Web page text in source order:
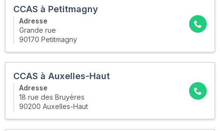
CCAS à Petitmagny
Adresse
Grande rue
90170 Petitmagny
CCAS à Auxelles-Haut
Adresse
18 rue des Bruyères
90200 Auxelles-Haut